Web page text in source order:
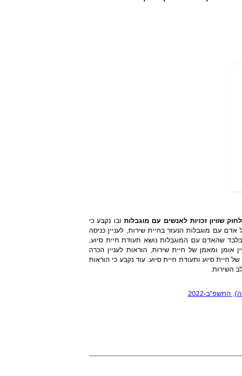
ובו נקבע כי
עם מוגבלות הנעזר בחיית שירות, לעניין כניסה
שהאדם עם המוגבלות נושא תעודת חיית סיוע,
אומן ומאמן של חיית שירות, הוראות לעניין הכרה
חיית סיוע ותעודת חיית סיוע. עוד נקבע כי הוראות
השירות.
-
2022